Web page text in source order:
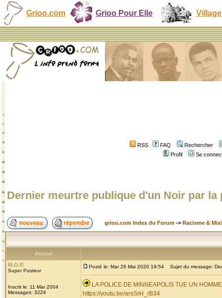
Grioo.com Grioo Pour Elle Village
RSS FAQ
Rechercher
Profil
Se
Dernier meurtre publique d'un Noir par la
grioo.com Index du Forum -> Racisme &
Auteur
M.O.P.
Super Posteur
Inscrit le: 11 Mar 2004
Messages: 3224
Posté le: Mar 26 Mai 2020 19:54 Sujet du message:
LA POLICE DE MINNEAPOLIS TUE UN
https://youtu.be/arsSrH_rB34